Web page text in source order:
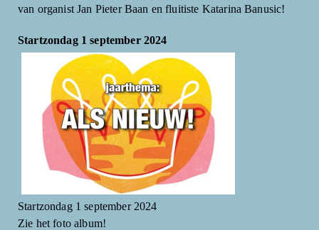
van organist Jan Pieter Baan en fluitiste Katarina Banusic!
Startzondag 1 september 2024
Startzondag 1 september 2024
Zie het foto album!